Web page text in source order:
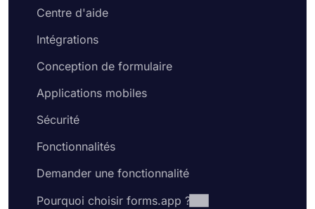
Centre d'aide
Intégrations
Conception de formulaire
Applications mobiles
Sécurité
Fonctionnalités
Demander une fonctionnalité
Pourquoi choisir forms.app ?